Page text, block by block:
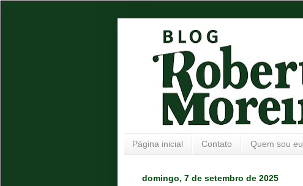
Página inicial Contato Quem sou eu
domingo, 7 de setembro de 2025